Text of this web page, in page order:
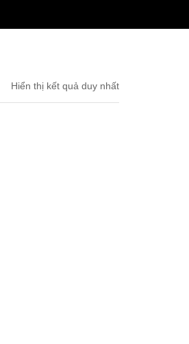
Hiển thị kết quả duy nhất